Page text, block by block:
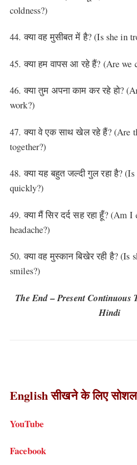
coldness?)
44. क्या वह मुसीबत में है? (Is she in
45. क्या हम वापस आ रहे हैं? (Are we
46. क्या तुम अपना काम कर रहे हो?
work?)
47. क्या वे एक साथ खेल रहे हैं? (Are
together?)
48. क्या यह बहुत जल्दी गुल रहा है?
quickly?)
49. क्या मैं सिर दर्द सह रहा हूँ? (Am I
headache?)
50. क्या वह मुस्कान बिखेर रही है? (Is
smiles?)
The End – Present Continuous
Hindi
English सीखने के लिए सोशल
YouTube
Facebook